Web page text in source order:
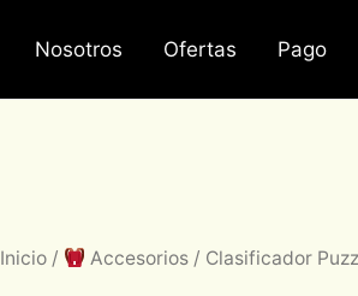
Nosotros Ofertas Pago
Inicio/ Accesorios/ Clasificador
Clasificador